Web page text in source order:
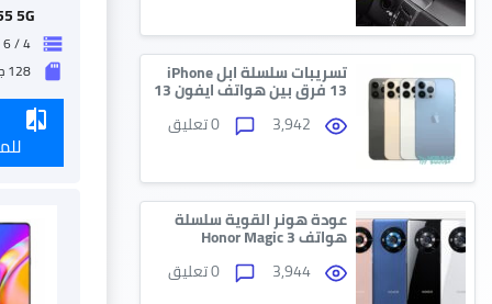
تسريبات سلسلة ابل iPhone
13 فرق بين هواتف ايفون 13
عودة هونر القوية سلسلة
هواتف Honor Magic 3
5G
storage 4 / 6 / 8 جيجا رام
sd_storage 128 جيجا بايت
compare